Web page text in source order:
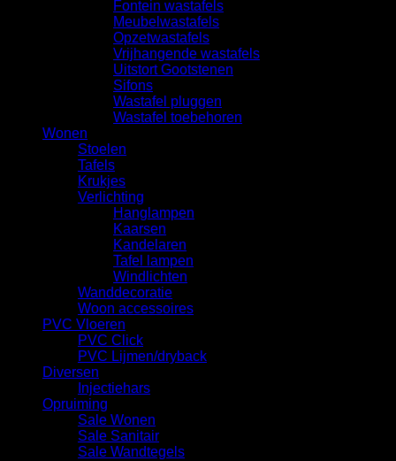
Fontein wastafels
Meubelwastafels
Opzetwastafels
Vrijhangende wastafels
Uitstort Gootstenen
Sifons
Wastafel pluggen
Wastafel toebehoren
Wonen
Stoelen
Tafels
Krukjes
Verlichting
Hanglampen
Kaarsen
Kandelaren
Tafel lampen
Windlichten
Wanddecoratie
Woon accessoires
PVC Vloeren
PVC Click
PVC Lijmen/dryback
Diversen
Injectiehars
Opruiming
Sale Wonen
Sale Sanitair
Sale Wandtegels